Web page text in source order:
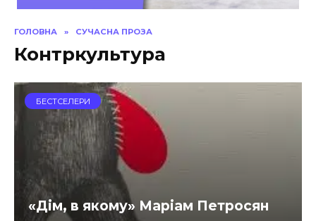
ГОЛОВНА » СУЧАСНА ПРОЗА
Контркультура
БЕСТСЕЛЕРИ
«Дім, в якому» Маріам Петросян